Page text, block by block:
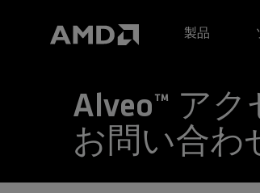
製品
Alveo™ アク
お問い合わ